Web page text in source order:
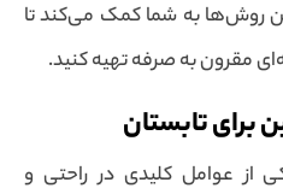
روش‌ها به شما کمک می‌کند تا
مقرون به صرفه تهیه کنید.
تابستان
عوامل کلیدی در راحتی و